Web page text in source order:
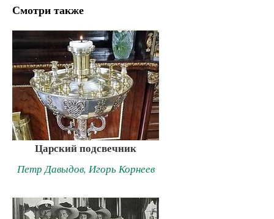
Смотри также
Царский подсвечник
Петр Давыдов, Игорь Корнеев